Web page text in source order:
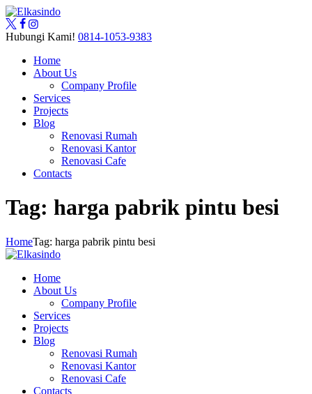
Hubungi Kami! 0814-1053-9383
Home
About Us
Company Profile
Services
Projects
Blog
Renovasi Rumah
Renovasi Kantor
Renovasi Cafe
Contacts
Tag: harga pabrik pintu besi
HomeTag: harga pabrik pintu besi
Home
About Us
Company Profile
Services
Projects
Blog
Renovasi Rumah
Renovasi Kantor
Renovasi Cafe
Contacts